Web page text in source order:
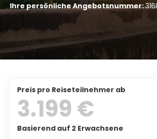
Ihre persönliche Angebotsnummer:
Preis pro Reiseteilnehmer ab
3.199 €
Basierend auf 2 Erwachsene